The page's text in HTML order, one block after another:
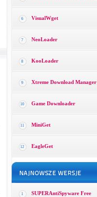
6 VisualWget
7 NeoLoader
8 KooLoader
9 Xtreme Download Manager
10 Game Downloader
11 MiniGet
12 EagleGet
1 SUPERAntiSpyware Free